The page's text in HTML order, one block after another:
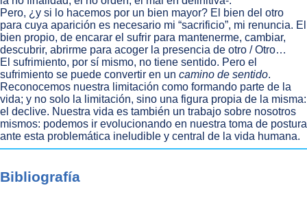
Pero, ¿y si lo hacemos por un bien mayor? El bien del otro
para cuya aparición es necesario mi “sacrificio”, mi renuncia. El
bien propio, de encarar el sufrir para mantenerme, cambiar,
descubrir, abrirme para acoger la presencia de otro / Otro…
El sufrimiento, por sí mismo, no tiene sentido. Pero el
sufrimiento se puede convertir en un camino de sentido.
Reconocemos nuestra limitación como formando parte de la
vida; y no solo la limitación, sino una figura propia de la misma:
el declive. Nuestra vida es también un trabajo sobre nosotros
mismos: podemos ir evolucionando en nuestra toma de postura
ante esta problemática ineludible y central de la vida humana.
Bibliografía